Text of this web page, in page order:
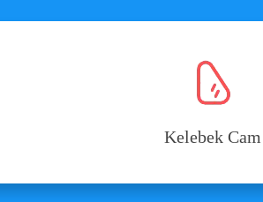
Kelebek Cam